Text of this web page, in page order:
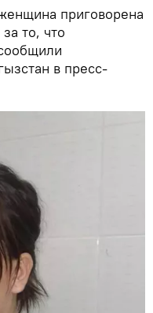
приговорена
то, что
в пресс-